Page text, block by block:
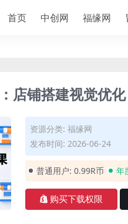
首页 中创网 福缘网
店铺搭建视觉优
资源分类: 福缘网
发布时间: 2026-06-24
普通用户: 0.99R币 年
购买下载权限